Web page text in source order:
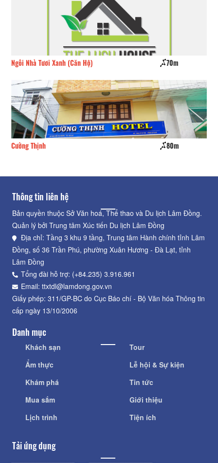
70m
80m
Tỏa Sáng - Xavia Hotel
Thông tin liên hệ
Bản quyền thuộc Sở Văn hoá, Thể thao và Du lịch Lâm Đồng.
Quản lý bởi Trung tâm Xúc tiến Du lịch Lâm Đồng
Địa chỉ: Tầng 3 khu 9 tầng, Trung tâm Hành chính tỉnh Lâm
Đồng, số 36 Trần Phú, phường Xuân Hương - Đà Lạt, tỉnh
Lâm Đồng
Tổng đài hỗ trợ: (+84.235) 3.916.961
Email: ttxtdl@lamdong.gov.vn
Giấy phép: 311/GP-BC do Cục Báo chí - Bộ Văn hóa Thông tin
cấp ngày 13/10/2006
Danh mục
Khách sạn
Ẩm thực
Khám phá
Mua sắm
Lịch trình
Tour
Lễ hội & Sự kiện
Tin tức
Giới thiệu
Tiện ích
Tải ứng dụng